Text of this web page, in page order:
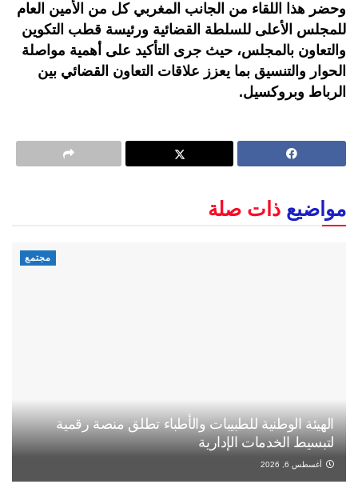
وحضر هذا اللقاء من الجانب المغربي كل من الأمين العام
للمجلس الأعلى للسلطة القضائية ورئيسة قطب التكوين
والتعاون بالمجلس، حيث جرى التأكيد على أهمية مواصلة
الحوار والتنسيق بما يعزز علاقات التعاون القضائي بين
الرباط وبروكسيل.
مواضيع ذات صلة
مجتمع
الهيئة الوطنية للطبيبات والأطباء تطلق منصة رقمية
لتبسيط الخدمات الإدارية
أغسطس 6, 2026